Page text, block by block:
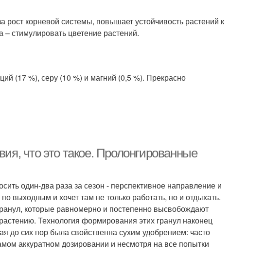
корневой системы, повышает устойчивость растений к
– стимулировать цветение растений.
(17 %), серу (10 %) и магний (0,5 %). Прекрасно
что это такое. Пролонгированные
один-два раза за сезон - перспективное направление и
выходным и хочет там не только работать, но и отдыхать.
которые равномерно и постепенно высвобождают
Технология формирования этих гранул наконец
до сих пор была свойственна сухим удобрением: часто
аккуратном дозировании и несмотря на все попытки